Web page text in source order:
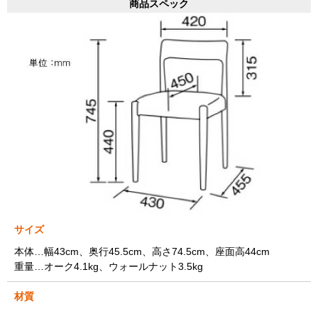
商品スペック
サイズ
本体…幅43cm、奥行45.5cm、高さ74.5cm、座面高44cm
重量…オーク4.1kg、ウォールナット3.5kg
材質